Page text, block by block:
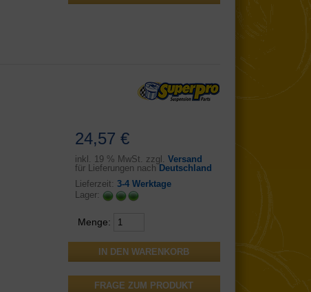
24,57 €
inkl. 19 % MwSt. zzgl. Versand
für Lieferungen nach Deutschland
Lieferzeit: 3-4 Werktage
Lager:
Menge:
FRAGE ZUM PRODUKT